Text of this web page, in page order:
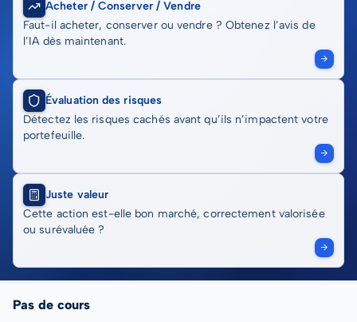
Acheter / Conserver / Vendre
Faut-il acheter, conserver ou vendre ? Obtenez l’avis de
l’IA dès maintenant.
Évaluation des risques
Détectez les risques cachés avant qu’ils n’impactent votre
portefeuille.
Juste valeur
Cette action est-elle bon marché, correctement valorisée
ou surévaluée ?
Pas de cours